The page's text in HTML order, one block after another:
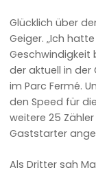
Glücklich über
Geiger. „Ich
Geschwindigkeit
der aktuell in
im Parc Fermé.
den Speed für
weitere 25
Gaststarter
Als Dritter sah